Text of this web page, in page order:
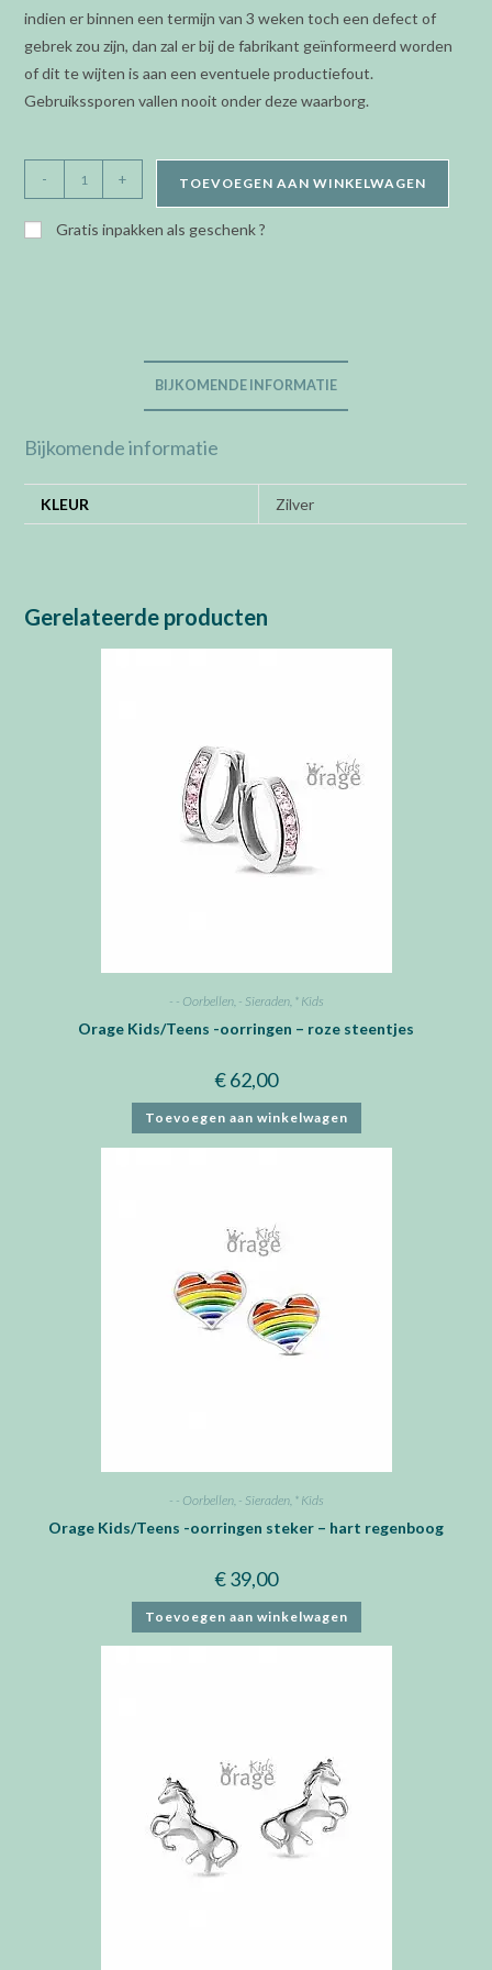
indien er binnen een termijn van 3 weken toch een defect of
gebrek zou zijn, dan zal er bij de fabrikant geïnformeerd worden
of dit te wijten is aan een eventuele productiefout.
Gebruikssporen vallen nooit onder deze waarborg.
Kids/Teens
-
- + TOEVOEGEN AAN WINKELWAGEN
Gratis inpakken als geschenk ?
BIJKOMENDE INFORMATIE
Bijkomende informatie
KLEUR Zilver
Gerelateerde producten
- - Oorbellen, - Sieraden, * Kids
Orage Kids/Teens -oorringen – roze steentjes
€62,00
Toevoegen aan winkelwagen
- - Oorbellen, - Sieraden, * Kids
Orage Kids/Teens -oorringen steker – hart regenboog
€39,00
Toevoegen aan winkelwagen